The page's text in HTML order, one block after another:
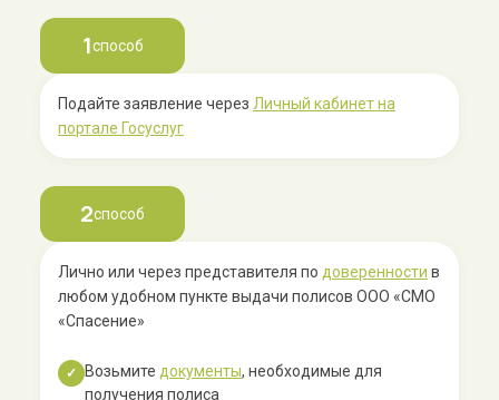
1способ
Подайте заявление через Личный кабинет на
портале Госуслуг
2способ
Лично или через представителя по доверенности в
любом удобном пункте выдачи полисов ООО «СМО
«Спасение»
✓ Возьмите документы, необходимые для
получения полиса